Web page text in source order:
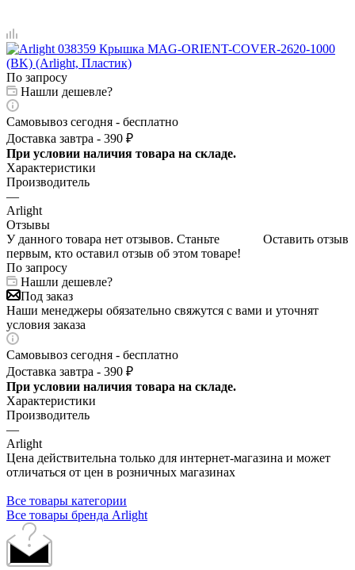
По запросу
Нашли дешевле?
Самовывоз сегодня - бесплатно
Доставка завтра - 390 ₽
При условии наличия товара на складе.
Характеристики
Производитель
—
Arlight
Отзывы
Оставить отзыв
У данного товара нет отзывов. Станьте
первым, кто оставил отзыв об этом товаре!
По запросу
Нашли дешевле?
Под заказ
Наши менеджеры обязательно свяжутся с вами и уточнят
условия заказа
Самовывоз сегодня - бесплатно
Доставка завтра - 390 ₽
При условии наличия товара на складе.
Характеристики
Производитель
—
Arlight
Цена действительна только для интернет-магазина и может
отличаться от цен в розничных магазинах
Все товары категории
Все товары бренда Arlight